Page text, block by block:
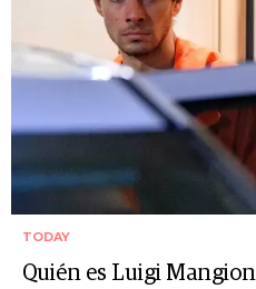
TODAY
Quién es Luigi